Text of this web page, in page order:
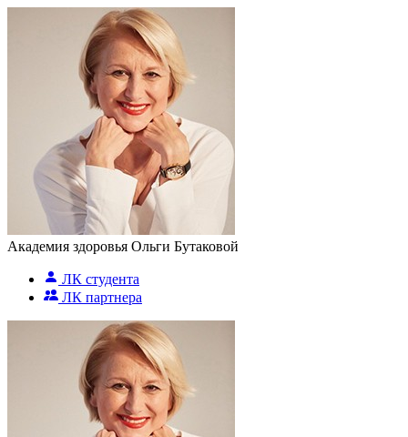
Академия здоровья Ольги Бутаковой
ЛК студента
ЛК партнера